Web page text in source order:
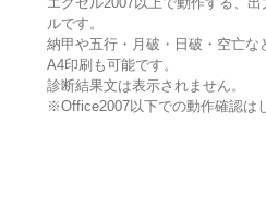
ルです。
納甲や五行・月破・日破・空亡な
A4印刷も可能です。
診断結果文は表示されません。
※Office2007以下での動作確認は